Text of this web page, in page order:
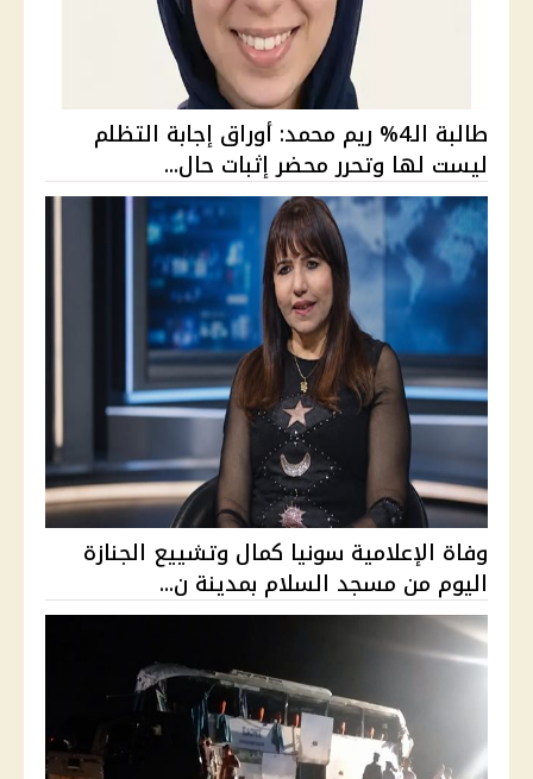
طالبة الـ4% ريم محمد: أوراق إجابة التظلم
ليست لها وتحرر محضر إثبات حال...
وفاة الإعلامية سونيا كمال وتشييع الجنازة
اليوم من مسجد السلام بمدينة ن...